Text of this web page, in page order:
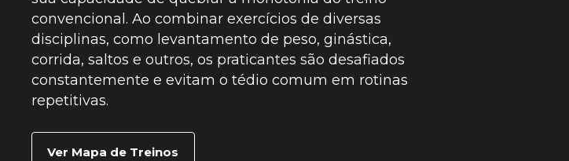
convencional. Ao combinar exercícios de diversas
disciplinas, como levantamento de peso, ginástica,
corrida, saltos e outros, os praticantes são desafiados
constantemente e evitam o tédio comum em rotinas
repetitivas.
Ver Mapa de Treinos